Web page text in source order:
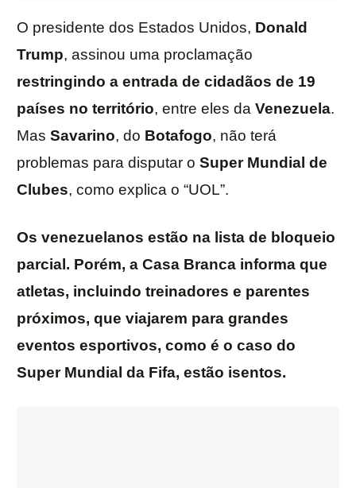
O presidente dos Estados Unidos, Donald
Trump, assinou uma proclamação
restringindo a entrada de cidadãos de 19
países no território, entre eles da Venezuela.
Mas Savarino, do Botafogo, não terá
problemas para disputar o Super Mundial de
Clubes, como explica o “UOL”.
Os venezuelanos estão na lista de bloqueio
parcial. Porém, a Casa Branca informa que
atletas, incluindo treinadores e parentes
próximos, que viajarem para grandes
eventos esportivos, como é o caso do
Super Mundial da Fifa, estão isentos.